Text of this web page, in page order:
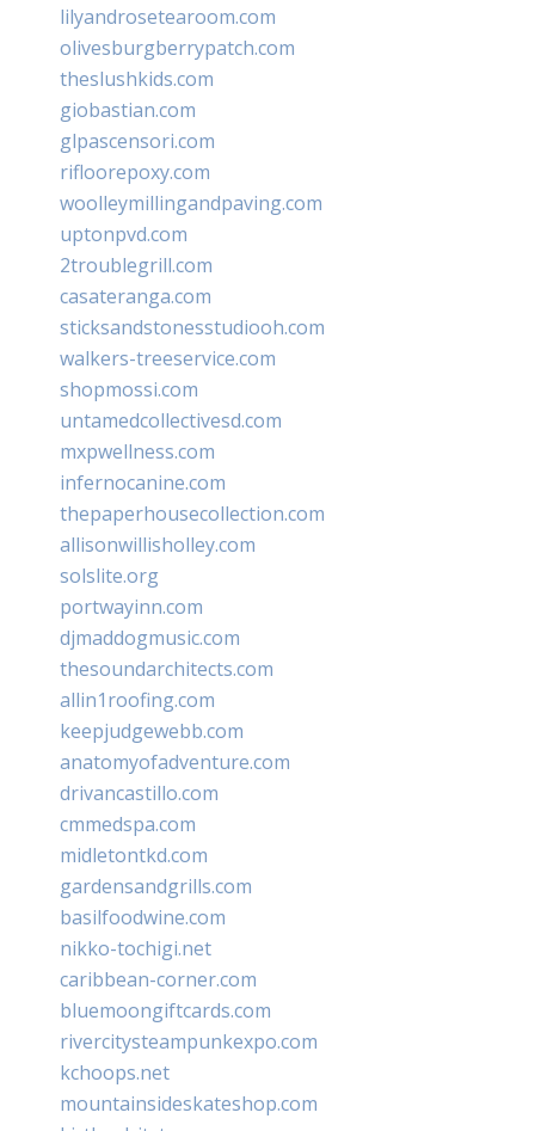
lilyandrosetearoom.com
olivesburgberrypatch.com
theslushkids.com
giobastian.com
glpascensori.com
rifloorepoxy.com
woolleymillingandpaving.com
uptonpvd.com
2troublegrill.com
casateranga.com
sticksandstonesstudiooh.com
walkers-treeservice.com
shopmossi.com
untamedcollectivesd.com
mxpwellness.com
infernocanine.com
thepaperhousecollection.com
allisonwillisholley.com
solslite.org
portwayinn.com
djmaddogmusic.com
thesoundarchitects.com
allin1roofing.com
keepjudgewebb.com
anatomyofadventure.com
drivancastillo.com
cmmedspa.com
midletontkd.com
gardensandgrills.com
basilfoodwine.com
nikko-tochigi.net
caribbean-corner.com
bluemoongiftcards.com
rivercitysteampunkexpo.com
kchoops.net
mountainsideskateshop.com